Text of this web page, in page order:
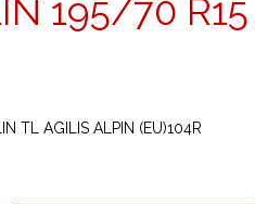
195/70
TL AGILIS ALPIN (EU)104R